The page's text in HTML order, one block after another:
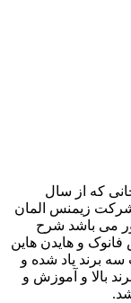
که از سال
شرکت زیمنس المان
می باشد شرح
و هایدن هاین
برند یاد شده و
بالا و آموزش و